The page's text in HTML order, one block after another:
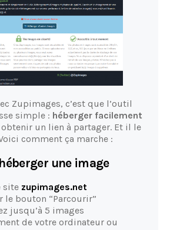
Zupimages, c’est que l’outil
simple : héberger facilement
obtenir un lien à partager. Et il le
comment ça marche :
une image
site zupimages.net
le bouton “Parcourir”
jusqu’à 5 images
de votre ordinateur ou